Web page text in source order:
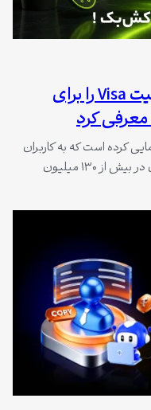
صرافی بیت یونیکس کارت دبیت Visa را برای
کرد
کرده است که به کاربران
امکان پرداخت روزمره با دارایی‌های دیجیتال در بیش از ۱۳۰ میلیون
صفر، و سازگاری با